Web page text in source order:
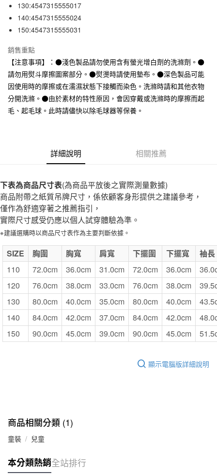
元大商業銀行
玉山商業銀行
台灣樂天信用卡公司
悠遊付
運送方式
全家取貨付款
每筆NT$65，滿NT$1,000(含以上)免運費
付款後全家取貨
每筆NT$65，滿NT$1,000(含以上)免運費
7-11取貨付款
每筆NT$65，滿NT$1,000(含以上)免運費
每筆NT$150，滿NT$2,000(含以上)免運費
無印良品門市自取
免運費
130:4547315555017
140:4547315555024
150:4547315555031
銷售重點
【注意事項】：●淺色製品請勿使用含有螢光增白劑的洗滌劑。●
請勿用熨斗摩擦圖案部分。●熨燙時請使用墊布。●深色製品可能
因使用時的摩擦或在濡濕狀態下接觸而染色。洗滌時請和其他衣物
分開洗滌。●由於素材的特性原因，會因穿戴或洗滌時的摩擦而起
毛、起毛球。此時請儘快以除毛球器等保養。
詳細說明 相關推薦
下表為商品尺寸表(為商品平放後之實際測量數據)
商品附帶之紙質吊牌尺寸，係依顧客身形提供之建議參考，
僅作為舒適穿著之推薦指引，
實際尺寸感受仍應以個人試穿體驗為準。
※建議選購時以商品尺寸表作為主要判斷依據。
SIZE 胸圍 胸寬 肩寬 下擺圍 下擺寬
袖長
110
72.0cm 36.0cm 31.0cm 72.0cm 36.0cm
120
76.0cm 38.0cm 33.0cm 76.0cm 38.0cm
130
80.0cm 40.0cm 35.0cm 80.0cm 40.0cm
140
84.0cm 42.0cm 37.0cm 84.0cm 42.0cm
150
90.0cm 45.0cm 39.0cm 90.0cm 45.0cm
顯示電腦版詳細說明
商品相關分類 (1)
童裝 兒童
本分類熱銷全站排行